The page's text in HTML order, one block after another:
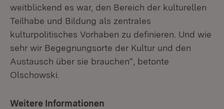
weitblickend es war, den Bereich der kulturellen
Teilhabe und Bildung als zentrales
kulturpolitisches Vorhaben zu definieren. Und wie
sehr wir Begegnungsorte der Kultur und den
Austausch über sie brauchen“, betonte
Olschowski.
Weitere Informationen